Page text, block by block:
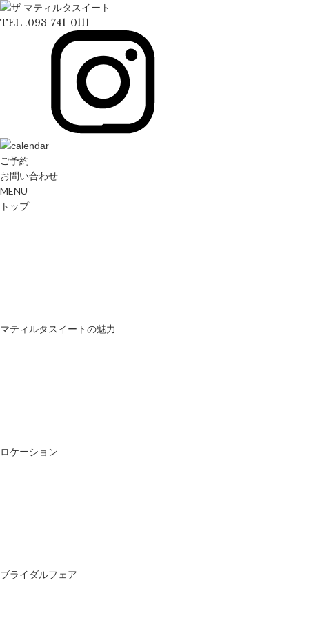
TEL .093-741-0111
ご予約
お問い合わせ
MENU
トップ
マティルタスイートの魅力
ロケーション
ブライダルフェア